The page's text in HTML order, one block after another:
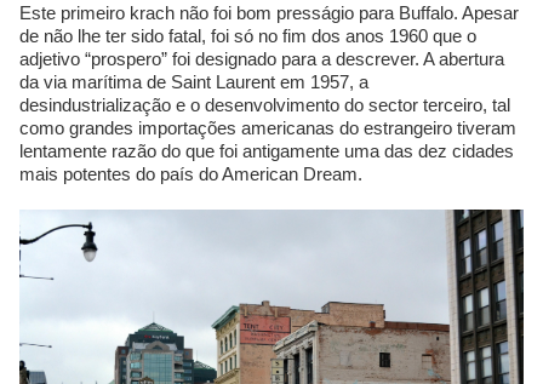
Este primeiro krach não foi bom presságio para Buffalo. Apesar
de não lhe ter sido fatal, foi só no fim dos anos 1960 que o
adjetivo “prospero” foi designado para a descrever. A abertura
da via marítima de Saint Laurent em 1957, a
desindustrialização e o desenvolvimento do sector terceiro, tal
como grandes importações americanas do estrangeiro tiveram
lentamente razão do que foi antigamente uma das dez cidades
mais potentes do país do American Dream.